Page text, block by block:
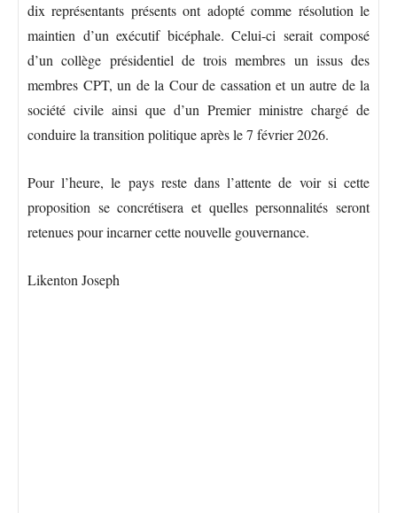
dix représentants présents ont adopté comme résolution le
maintien d’un exécutif bicéphale. Celui-ci serait composé
d’un collège présidentiel de trois membres un issus des
membres CPT, un de la Cour de cassation et un autre de la
société civile ainsi que d’un Premier ministre chargé de
conduire la transition politique après le 7 février 2026.
Pour l’heure, le pays reste dans l’attente de voir si cette
proposition se concrétisera et quelles personnalités seront
retenues pour incarner cette nouvelle gouvernance.
Likenton Joseph